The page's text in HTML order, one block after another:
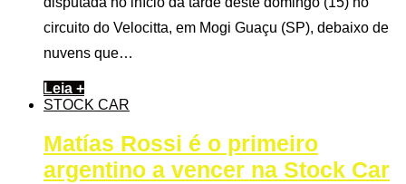
circuito do Velocitta, em Mogi Guaçu (SP), debaixo de
nuvens que…
Leia +
STOCK CAR
Matías Rossi é o primeiro
argentino a vencer na Stock Car